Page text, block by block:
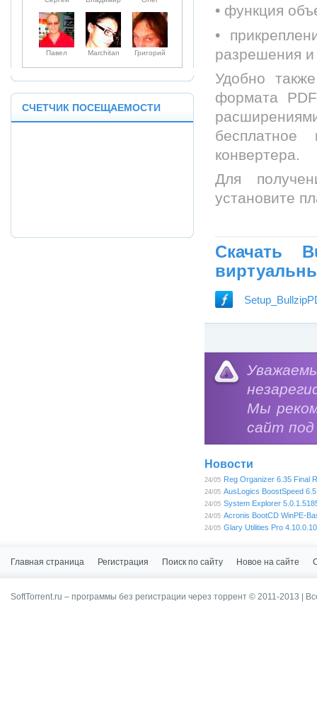
• функция
•
разрешения
Удобно
формата
конвертера.
Для
установите
Скачать
Категория:
обеспечения
Мы
сайт
Новости
24/05 Reg Organizer 6.35 Final
24/05 AusLogics BoostSpeed
24/05 System Explorer
24/05 Acronis BootCD WinPE-
24/05 Glary Utilities Pro
Павел Marchitan Григорий
СЧЕТЧИК ПОСЕЩАЕМОСТИ
Главная страница Регистрация Поиск по сайту Новое на сайте
SoftTorrent.ru – программы без регистрации через торрент © 2011-2013 |